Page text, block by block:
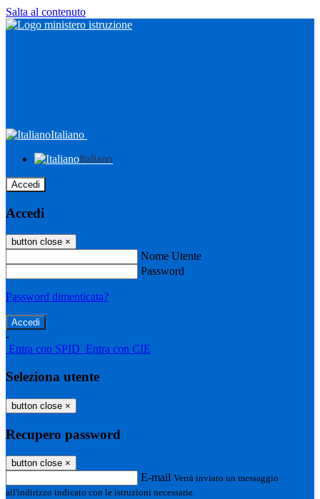
Salta al contenuto
Italiano
Italiano
Accedi
Accedi
button close ×
Nome Utente
Password
Password dimenticata?
-
Entra con SPID Entra con CIE
Seleziona utente
button close ×
Recupero password
button close ×
E-mail Verrà inviato un messaggio
all'indirizzo indicato con le istruzioni necessarie.